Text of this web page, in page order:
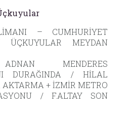
– CUMHURİYET
MEYDAN
MENDERES
DURAĞINDA / HİLAL
AKTARMA + İZMİR METRO
/ F.ALTAY SON